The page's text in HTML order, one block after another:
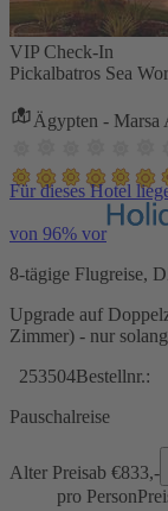
VIP Check-In
Pickalbatros Sea
Ägypten - Marsa
Für dieses Hotel
von 96% vor
8-tägige Flugreise,
Upgrade auf
Zimmer) - nur
253504Bestellnr.:
Pauschalreise
Alter Preisab €833,-
pro Person